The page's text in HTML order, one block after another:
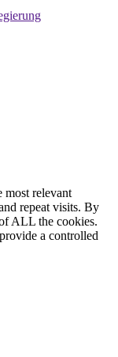
most relevant
repeat visits. By
ALL the cookies.
a controlled